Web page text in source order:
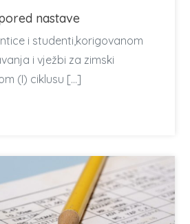
nastave
i studenti,korigovanom
i vježbi za zimski
(I) ciklusu […]